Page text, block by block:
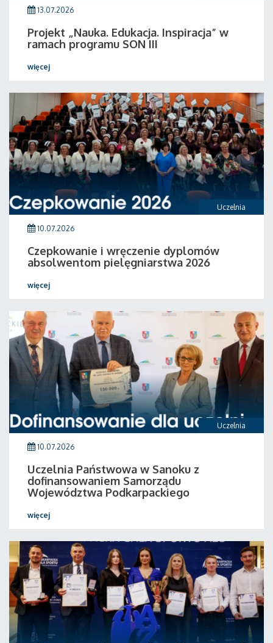
13.07.2026
Projekt „Nauka. Edukacja. Inspiracja” w
ramach programu SON III
więcej
Uczelnia
10.07.2026
Czepkowanie i wręczenie dyplomów
absolwentom pielęgniarstwa 2026
więcej
Uczelnia
10.07.2026
Uczelnia Państwowa w Sanoku z
dofinansowaniem Samorządu
Województwa Podkarpackiego
więcej